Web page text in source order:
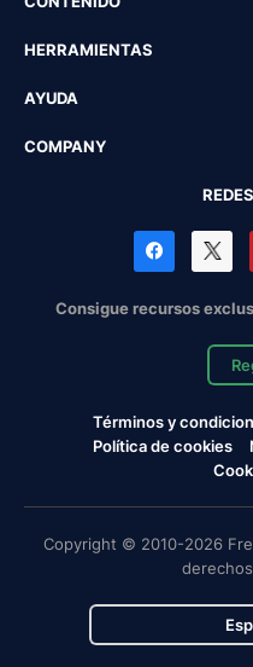
HERRAMIENTAS
AYUDA
COMPANY
Consigue recursos
Términos y
Política de cookies
Copyright © 2010-2026